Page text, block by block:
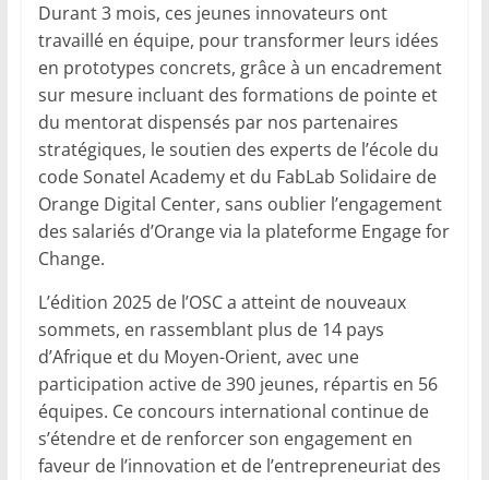
Durant 3 mois, ces jeunes innovateurs ont
travaillé en équipe, pour transformer leurs idées
en prototypes concrets, grâce à un encadrement
sur mesure incluant des formations de pointe et
du mentorat dispensés par nos partenaires
stratégiques, le soutien des experts de l’école du
code Sonatel Academy et du FabLab Solidaire de
Orange Digital Center, sans oublier l’engagement
des salariés d’Orange via la plateforme Engage for
Change.
L’édition 2025 de l’OSC a atteint de nouveaux
sommets, en rassemblant plus de 14 pays
d’Afrique et du Moyen-Orient, avec une
participation active de 390 jeunes, répartis en 56
équipes. Ce concours international continue de
s’étendre et de renforcer son engagement en
faveur de l’innovation et de l’entrepreneuriat des